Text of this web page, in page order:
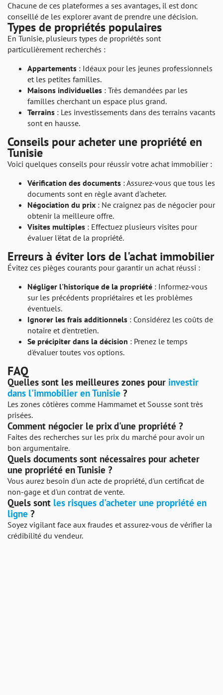
Chacune de ces plateformes a ses avantages, il est donc
conseillé de les explorer avant de prendre une décision.
Types de propriétés populaires
En Tunisie, plusieurs types de propriétés sont
particulièrement recherchés :
Appartements : Idéaux pour les jeunes professionnels
et les petites familles.
Maisons individuelles : Très demandées par les
familles cherchant un espace plus grand.
Terrains : Les investissements dans des terrains vacants
sont en hausse.
Conseils pour acheter une propriété en
Tunisie
Voici quelques conseils pour réussir votre achat immobilier :
Vérification des documents : Assurez-vous que tous les
documents sont en règle avant d'acheter.
Négociation du prix : Ne craignez pas de négocier pour
obtenir la meilleure offre.
Visites multiples : Effectuez plusieurs visites pour
évaluer l'état de la propriété.
Erreurs à éviter lors de l'achat immobilier
Évitez ces pièges courants pour garantir un achat réussi :
Négliger l'historique de la propriété : Informez-vous
sur les précédents propriétaires et les problèmes
éventuels.
Ignorer les frais additionnels : Considérez les coûts de
notaire et d'entretien.
Se précipiter dans la décision : Prenez le temps
d'évaluer toutes vos options.
FAQ
Quelles sont les meilleures zones pour investir
dans l'immobilier en Tunisie ?
Les zones côtières comme Hammamet et Sousse sont très
prisées.
Comment négocier le prix d'une propriété ?
Faites des recherches sur les prix du marché pour avoir un
bon argumentaire.
Quels documents sont nécessaires pour acheter
une propriété en Tunisie ?
Vous aurez besoin d'un acte de propriété, d'un certificat de
non-gage et d'un contrat de vente.
Quels sont les risques d'acheter une propriété en
ligne ?
Soyez vigilant face aux fraudes et assurez-vous de vérifier la
crédibilité du vendeur.